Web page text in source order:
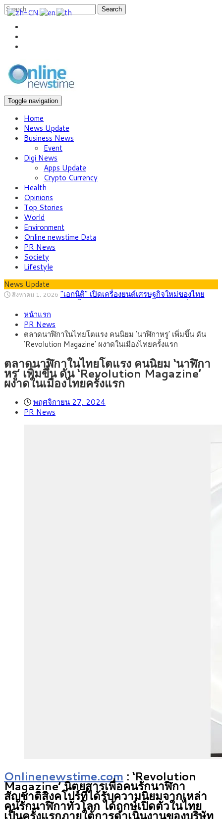
Search
Toggle navigation
Home
News Update
Business News
Event
Digi News
Apps Update
Crypto Currency
Health
Opinions
Top Stories
World
Environment
Online newstime Data
PR News
Society
Lifestyle
News Update
สิงหาคม 1, 2026 “เอกนิติ” เปิดเครื่องยนต์เศรษฐกิจใหม่ของไทย
ศักยภาพ
ติดลายการ์ตูน กรมศุลกากร เตือนผู้ปกครองเฝ้าระวัง หลังยึดล็อต
ใหญ่จากเยอรมนี
กรกฎาคม 27, 2026
2569) ซื้อขายในกรอบ 33.40-34.00 มองเฟดคงดอกเบี้ย
สิงหาคม 5, 2026
ครม.ไฟเขียวหลักการ ร่าง พ.ร.ฎ. เปิดทาง รฟม.เดิน
หน้ารถไฟฟ้าสงขลา โมโนเรล 12.54 กม. เชื่อมเมืองหาดใหญ่
สิงหาคม 4, 2026
สธ.ชี้ รพ.รัฐแบกรับผู้ป่วยบัตรทอง 87% แต่ได้งบ
รายหัวเพียง 2,618 บาท เสนอทบทวนจัดสรรงบให้สอดคล้องภาระ
สิงหาคม 3, 2026 กรุงศรี คาดเงินบาทสัปดาห์นี้ซื้อขายในกรอบ
33.00-33.60 ติดตามข้อมูลจ้างงานสหรัฐฯ
หน้าแรก
PR News
ตลาดนาฬิกาในไทยโตแรง คนนิยม ‘นาฬิกาหรู’ เพิ่มขึ้น ดัน
‘Revolution Magazine’ ผงาดในเมืองไทยครั้งแรก
ตลาดนาฬิกาในไทยโตแรง คนนิยม ‘นาฬิกา
หรู’ เพิ่มขึ้น ดัน ‘Revolution Magazine’
ผงาดในเมืองไทยครั้งแรก
พฤศจิกายน 27, 2024
PR News
Onlinenewstime.com : ‘Revolution
Magazine’ นิตยสารเพื่อคนรักนาฬิกา
สัญชาติสิงคโปร์ที่ได้รับความนิยมจากเหล่า
คนรักนาฬิกาทั่วโลก ได้ฤกษ์เปิดตัวในไทย
เป็นครั้งแรกภายใต้การดำเนินงานของบริษัท